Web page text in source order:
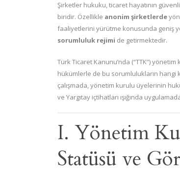
Şirketler hukuku, ticaret hayatının
biridir. Özellikle anonim şirketlerde
faaliyetlerini yürütme konusunda geniş
sorumluluk rejimi de getirmektedir.
Türk Ticaret Kanunu’nda (“TTK”)
hükümlerle de bu sorumlulukların hangi
çalışmada, yönetim kurulu üyelerinin
ve Yargıtay içtihatları ışığında
I. Yönetim
Statüsü ve